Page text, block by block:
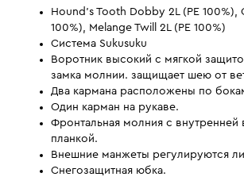
Hound's Tooth Dobby 2L (PE 100%),
100%), Melange Twill 2L (PE 100%)
Система Sukusuku
Воротник высокий с мягкой
замка молнии. защищает шею от
Два кармана расположены по
Один карман на рукаве.
Фронтальная молния с внутренней
планкой.
Внешние манжеты регулируются
Снегозащитная юбка.